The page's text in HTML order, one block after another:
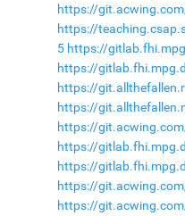
https://
https://
5 https://
https://
https://
https://
https://
https://
https://
https://
https://